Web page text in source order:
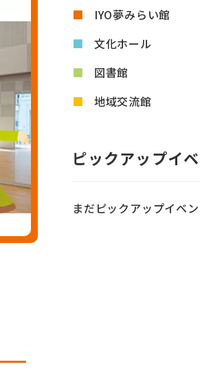
IYO夢みらい館
文化ホール
図書館
地域交流館
ピックアップイ
まだピックアップイベ